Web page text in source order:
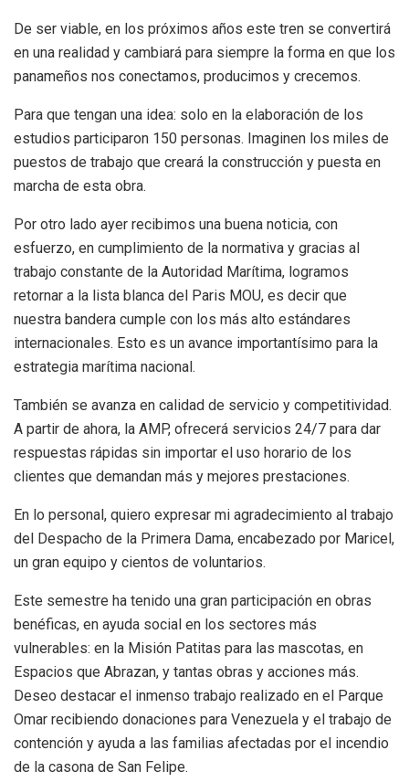
De ser viable, en los próximos años este tren se convertirá
en una realidad y cambiará para siempre la forma en que los
panameños nos conectamos, producimos y crecemos.
Para que tengan una idea: solo en la elaboración de los
estudios participaron 150 personas. Imaginen los miles de
puestos de trabajo que creará la construcción y puesta en
marcha de esta obra.
Por otro lado ayer recibimos una buena noticia, con
esfuerzo, en cumplimiento de la normativa y gracias al
trabajo constante de la Autoridad Marítima, logramos
retornar a la lista blanca del Paris MOU, es decir que
nuestra bandera cumple con los más alto estándares
internacionales. Esto es un avance importantísimo para la
estrategia marítima nacional.
También se avanza en calidad de servicio y competitividad.
A partir de ahora, la AMP, ofrecerá servicios 24/7 para dar
respuestas rápidas sin importar el uso horario de los
clientes que demandan más y mejores prestaciones.
En lo personal, quiero expresar mi agradecimiento al trabajo
del Despacho de la Primera Dama, encabezado por Maricel,
un gran equipo y cientos de voluntarios.
Este semestre ha tenido una gran participación en obras
benéficas, en ayuda social en los sectores más
vulnerables: en la Misión Patitas para las mascotas, en
Espacios que Abrazan, y tantas obras y acciones más.
Deseo destacar el inmenso trabajo realizado en el Parque
Omar recibiendo donaciones para Venezuela y el trabajo de
contención y ayuda a las familias afectadas por el incendio
de la casona de San Felipe.